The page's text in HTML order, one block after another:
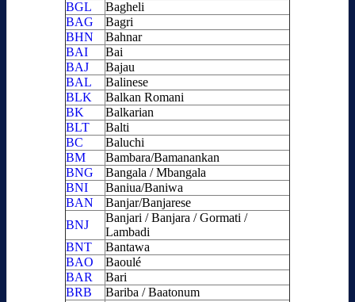
BGL
Bagheli
BAG
Bagri
BHN
Bahnar
BAI
Bai
BAJ
Bajau
BAL
Balinese
BLK
Balkan Romani
BK
Balkarian
BLT
Balti
BC
Baluchi
BM
Bambara/Bamanankan
BNG
Bangala / Mbangala
BNI
Baniua/Baniwa
BAN
Banjar/Banjarese
BNJ
Banjari / Banjara / Gormati /
Lambadi
BNT
Bantawa
BAO
Baoulé
BAR
Bari
BRB
Bariba / Baatonum